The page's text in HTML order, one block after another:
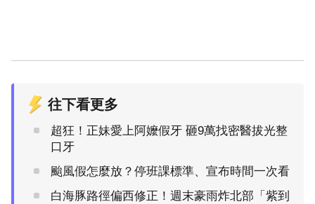
往下看更多
超狂！正妹愛上阿嬤假牙 砸9萬找密醫拔光整
口牙
颱風假怎麼放？停班課標準、宣布時間一次看
白海豚路徑偏西修正！週末豪雨炸北部「紫到